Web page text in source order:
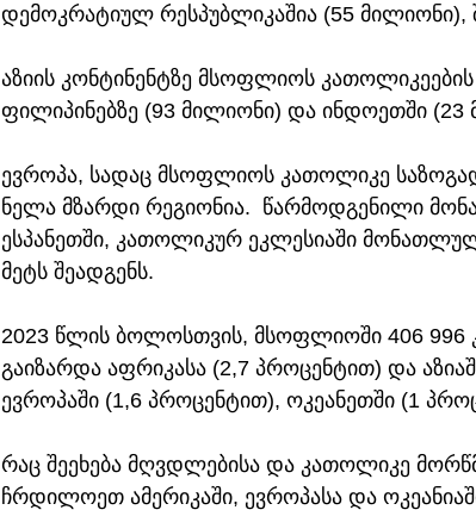
დემოკრატიულ რესპუბლიკაშია (55 მილიონი),
აზიის კონტინენტზე მსოფლიოს
ფილიპინებზე (93 მილიონი) და ინდოეთში (23
ევროპა, სადაც მსოფლიოს კათოლიკე
ნელა მზარდი რეგიონია.  წარმოდგენილი
ესპანეთში, კათოლიკურ ეკლესიაში
მეტს შეადგენს.
2023 წლის ბოლოსთვის, მსოფლიოში 406
გაიზარდა აფრიკასა (2,7 პროცენტით) და
ევროპაში (1,6 პროცენტით), ოკეანეთში (1
რაც შეეხება მღვდლებისა და კათოლიკე
ჩრდილოეთ ამერიკაში, ევროპასა და